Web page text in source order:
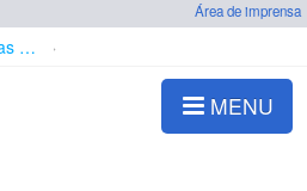
Área de imprensa
Bolsas e Auxílios Vigentes
MENU